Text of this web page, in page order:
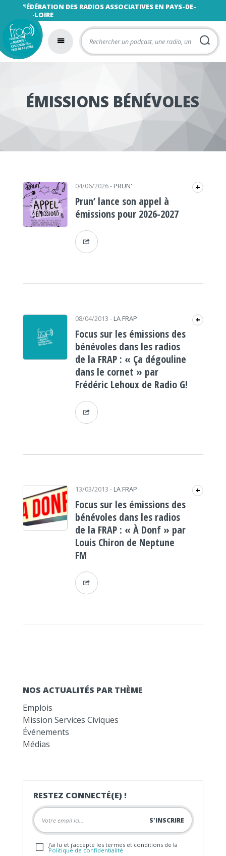
FÉDÉRATION DES RADIOS ASSOCIATIVES EN PAYS-DE-
LA-LOIRE
ÉMISSIONS BÉNÉVOLES
04/06/2026- PRUN' +
Prun’ lance son appel à
émissions pour 2026-2027
08/04/2013- LA FRAP +
Focus sur les émissions des
bénévoles dans les radios
de la FRAP : « Ça dégouline
dans le cornet » par
Frédéric Lehoux de Radio G!
13/03/2013- LA FRAP +
Focus sur les émissions des
bénévoles dans les radios
de la FRAP : « À Donf » par
Louis Chiron de Neptune
FM
NOS ACTUALITÉS PAR THÈME
Emplois
Mission Services Civiques
Événements
Médias
RESTEZ CONNECTÉ(E) !
J'ai lu et j'accepte les termes et conditions de la
Politique de confidentialité